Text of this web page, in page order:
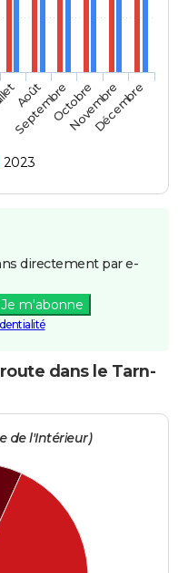
2023
Août
SeptembreOctobre
Novembre
Décembre
directement par e-
Je m'abonne
dans le Tarn-
de l'Intérieur)